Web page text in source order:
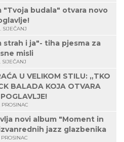
"Tvoja budala" otvara novo
SIJEČANJ
strah i ja"- tiha pjesma za
misli
SIJEČANJ
U VELIKOM STILU: „TKO
BALADA KOJA OTVARA
PROSINAC
novi album "Moment in
jazz glazbenika
PROSINAC